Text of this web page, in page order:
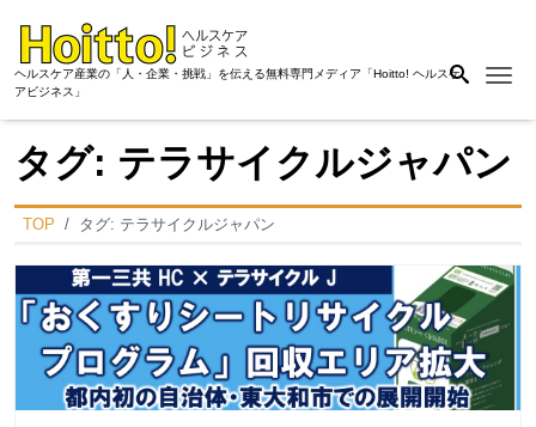
ヘルスケア産業の「人・企業・挑戦」を伝える無料専門メディア「Hoitto! ヘルスケ
アビジネス」
タグ: テラサイクルジャパン
TOP タグ: テラサイクルジャパン